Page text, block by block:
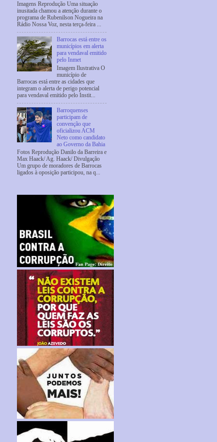
Imagens Reprodução Uma situação
inusitada chamou a atenção durante o
programa de Rubenilson Nogueira na
Rádio Nossa Voz, nesta terça-feira ...
Barrocas está entre os
municípios em alerta
para vendaval emitido
pelo Inmet
Imagem Ilustrativa O
município de
Barrocas está entre as cidades que
integram o alerta de perigo potencial
para vendaval emitido pelo Instit...
Barroquenses
participam de
convenção que
oficializou ACM
Neto como candidato
ao Governo da Bahia
Fotos Reprodução Danilo da Barreira e
Max Haack/ Ag. Haack/ Divulgação
Um grupo de moradores de Barrocas
ligados à oposição participou, na q...